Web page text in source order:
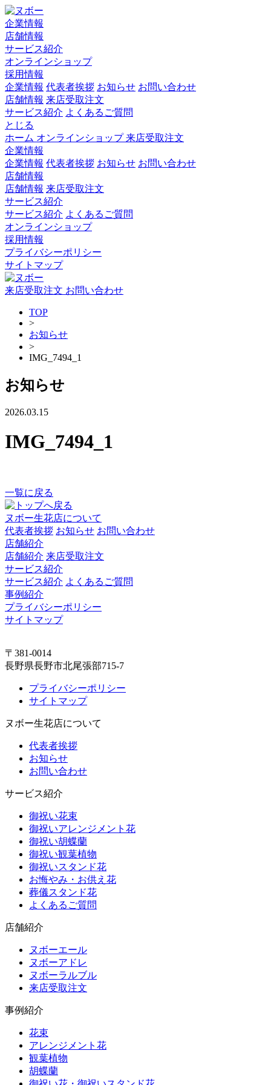
企業情報
店舗情報
サービス紹介
オンラインショップ
採用情報
企業情報 代表者挨拶 お知らせ お問い合わせ
店舗情報 来店受取注文
サービス紹介 よくあるご質問
とじる
ホーム オンラインショップ来店受取注文
企業情報
企業情報 代表者挨拶 お知らせ お問い合わせ
店舗情報
店舗情報 来店受取注文
サービス紹介
サービス紹介 よくあるご質問
オンラインショップ
採用情報
プライバシーポリシー
サイトマップ
来店受取注文 お問い合わせ
TOP
>
お知らせ
>
IMG_7494_1
お知らせ
2026.03.15
IMG_7494_1
一覧に戻る
ヌボー生花店について
代表者挨拶 お知らせ お問い合わせ
店舗紹介
店舗紹介 来店受取注文
サービス紹介
サービス紹介 よくあるご質問
事例紹介
プライバシーポリシー
サイトマップ
〒381-0014
長野県長野市北尾張部715-7
プライバシーポリシー
サイトマップ
ヌボー生花店について
代表者挨拶
お知らせ
お問い合わせ
サービス紹介
御祝い花束
御祝いアレンジメント花
御祝い胡蝶蘭
御祝い観葉植物
御祝いスタンド花
お悔やみ・お供え花
葬儀スタンド花
よくあるご質問
店舗紹介
ヌボーエール
ヌボーアドレ
ヌボーラルブル
来店受取注文
事例紹介
花束
アレンジメント花
観葉植物
胡蝶蘭